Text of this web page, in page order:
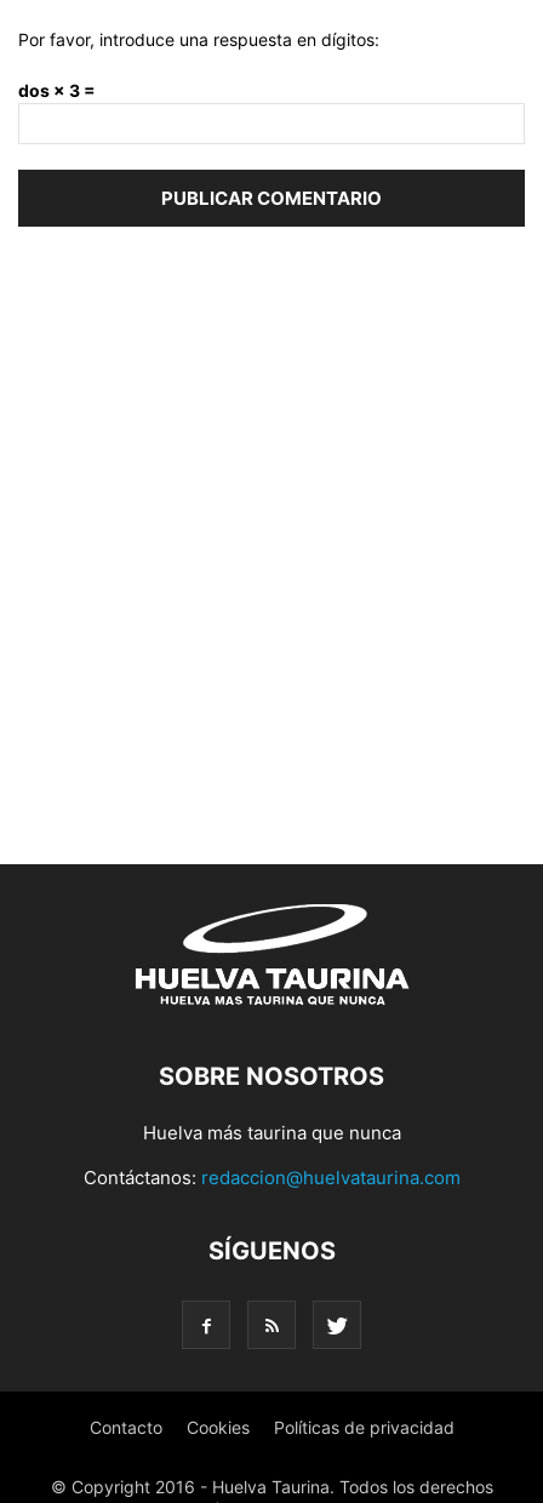
Por favor, introduce una respuesta en dígitos:
dos × 3 =
SOBRE NOSOTROS
Huelva más taurina que nunca
Contáctanos: redaccion@huelvataurina.com
SÍGUENOS
Contacto Cookies Políticas de privacidad
© Copyright 2016 - Huelva Taurina. Todos los derechos